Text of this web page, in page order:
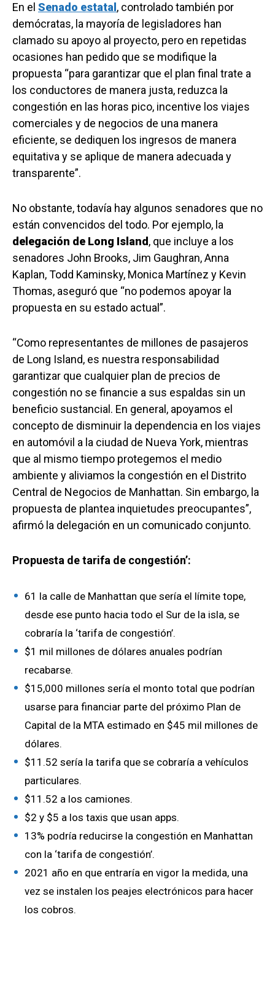
En el Senado estatal , controlado también por
demócratas, la mayoría de legisladores han
clamado su apoyo al proyecto, pero en repetidas
ocasiones han pedido que se modifique la
propuesta “para garantizar que el plan final trate a
los conductores de manera justa, reduzca la
congestión en las horas pico, incentive los viajes
comerciales y de negocios de una manera
eficiente, se dediquen los ingresos de manera
equitativa y se aplique de manera adecuada y
transparente”.
No obstante, todavía hay algunos senadores que no
están convencidos del todo. Por ejemplo, la
delegación de Long Island, que incluye a los
senadores John Brooks, Jim Gaughran, Anna
Kaplan, Todd Kaminsky, Monica Martínez y Kevin
Thomas, aseguró que “no podemos apoyar la
propuesta en su estado actual”.
“Como representantes de millones de pasajeros
de Long Island, es nuestra responsabilidad
garantizar que cualquier plan de precios de
congestión no se financie a sus espaldas sin un
beneficio sustancial. En general, apoyamos el
concepto de disminuir la dependencia en los viajes
en automóvil a la ciudad de Nueva York, mientras
que al mismo tiempo protegemos el medio
ambiente y aliviamos la congestión en el Distrito
Central de Negocios de Manhattan. Sin embargo, la
propuesta de plantea inquietudes preocupantes”,
afirmó la delegación en un comunicado conjunto.
Propuesta de tarifa de congestión’:
61 la calle de Manhattan que sería el límite tope,
desde ese punto hacia todo el Sur de la isla, se
cobraría la ‘tarifa de congestión’.
$1 mil millones de dólares anuales podrían
recabarse.
$15,000 millones sería el monto total que podrían
usarse para financiar parte del próximo Plan de
Capital de la MTA estimado en $45 mil millones de
dólares.
$11.52 sería la tarifa que se cobraría a vehículos
particulares.
$11.52 a los camiones.
$2 y $5 a los taxis que usan apps.
13% podría reducirse la congestión en Manhattan
con la ‘tarifa de congestión’.
2021 año en que entraría en vigor la medida, una
vez se instalen los peajes electrónicos para hacer
los cobros.